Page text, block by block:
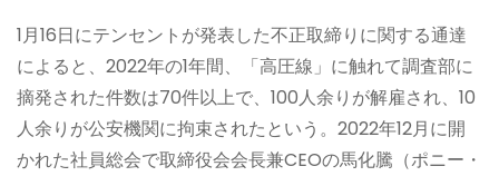
1月16日にテンセントが発表した不正取締りに関する通達
によると、2022年の1年間、「高圧線」に触れて調査部に
摘発された件数は70件以上で、100人余りが解雇され、10
人余りが公安機関に拘束されたという。2022年12月に開
かれた社員総会で取締役会会長兼CEOの馬化騰（ポニー・